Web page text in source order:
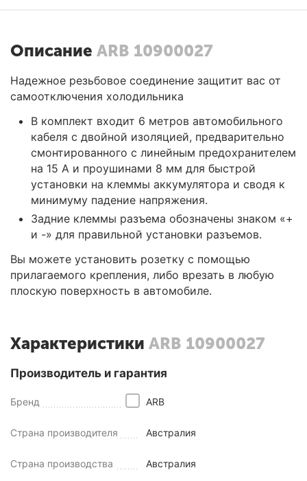
Описание ARB 10900027
Надежное резьбовое соединение защитит вас от
самоотключения холодильника
В комплект входит 6 метров автомобильного
кабеля с двойной изоляцией, предварительно
смонтированного с линейным предохранителем
на 15 А и проушинами 8 мм для быстрой
установки на клеммы аккумулятора и сводя к
минимуму падение напряжения.
Задние клеммы разъема обозначены знаком «+
и -» для правильной установки разъемов.
Вы можете установить розетку с помощью
прилагаемого крепления, либо врезать в любую
плоскую поверхность в автомобиле.
Характеристики ARB 10900027
Производитель и гарантия
Бренд ARB
Страна производителя Австралия
Страна производства Австралия